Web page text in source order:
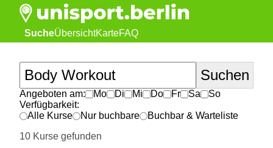
SucheÜbersichtKarteFAQ
Angeboten am: Mo Di Mi Do Fr Sa
So
Verfügbarkeit:
Alle Kurse
Nur buchbare
Buchbar & Warteliste
10 Kurse gefunden